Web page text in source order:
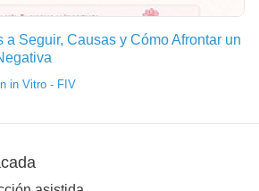
a Seguir, Causas y Cómo Afrontar un
in Vitro - FIV